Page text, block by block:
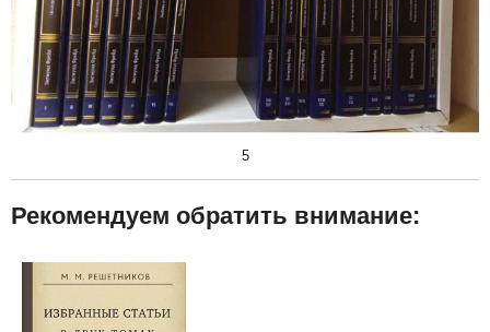
5
Рекомендуем обратить внимание: